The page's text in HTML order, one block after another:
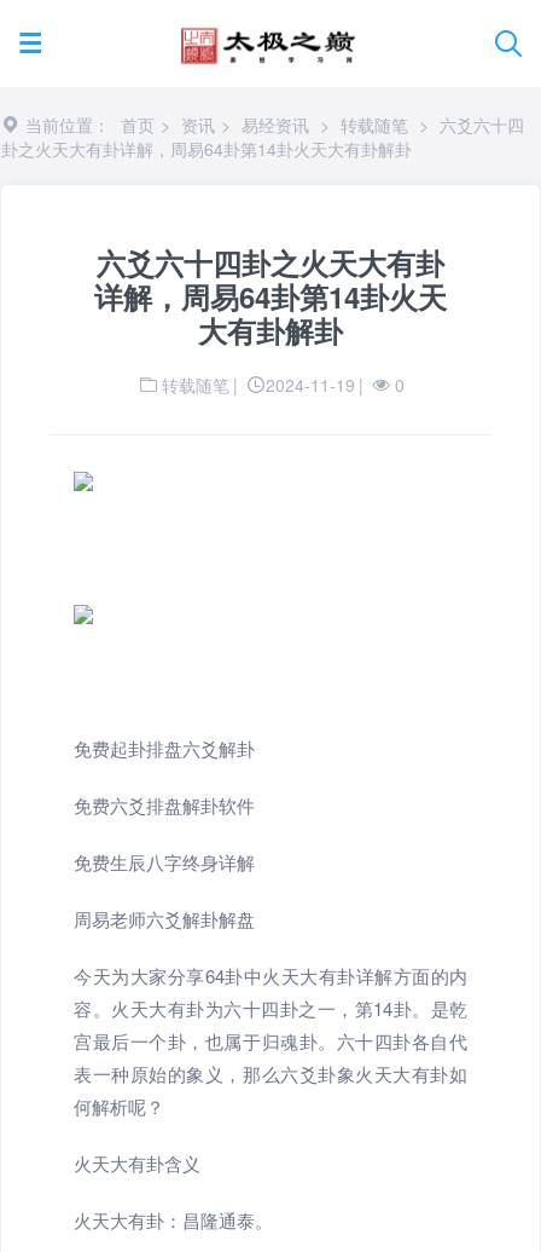
当前位置： 首页 > 资讯 > 易经资讯 > 转载随笔 > 六爻六十四
卦之火天大有卦详解，周易64卦第14卦火天大有卦解卦
六爻六十四卦之火天大有卦
详解，周易64卦第14卦火天
大有卦解卦
转载随笔 | 2024-11-19 | 0
免费起卦排盘六爻解卦
免费六爻排盘解卦软件
免费生辰八字终身详解
周易老师六爻解卦解盘
今天为大家分享64卦中火天大有卦详解方面的内
容。火天大有卦为六十四卦之一，第14卦。是乾
宫最后一个卦，也属于归魂卦。六十四卦各自代
表一种原始的象义，那么六爻卦象火天大有卦如
何解析呢？
火天大有卦含义
火天大有卦：昌隆通泰。